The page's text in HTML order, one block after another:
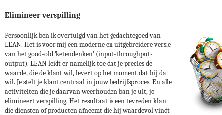
Elimineer verspilling
Persoonlijk ben ik overtuigd van het gedachtegoed van
LEAN. Het is voor mij een moderne en uitgebreidere versie
van het good-old ‘ketendenken’ (input-throughput-
output). LEAN leidt er namelijk toe dat je precies de
waarde, die de klant wil, levert op het moment dat hij dat
wil. Je stelt je klant centraal in jouw bedrijfsproces. En alle
activiteiten die je daarvan weerhouden ban je uit, je
elimineert verspilling. Het resultaat is een tevreden klant
die diensten of producten afneemt die hij waardevol vindt